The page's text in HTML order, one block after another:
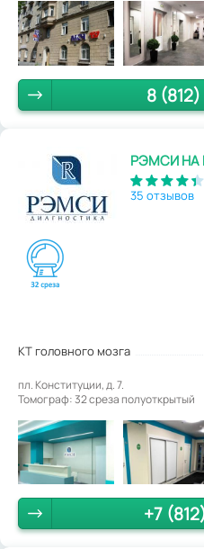
8
РЭМСИ НА
35 отзывов
КТ головного мозга
пл. Конституции, д. 7.
Томограф: 32 среза полуоткрытый
+7